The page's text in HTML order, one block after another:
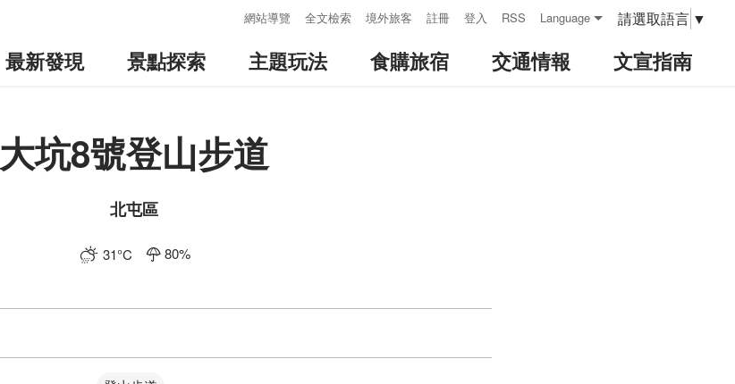
網站導覽 全文檢索 境外旅客 註冊 登入 RSS Language 請選取語言 ▼
最新發現 景點探索 主題玩法 食購旅宿 交通情報 文宣指南
大坑8號登山步道
北屯區
31°C 80%